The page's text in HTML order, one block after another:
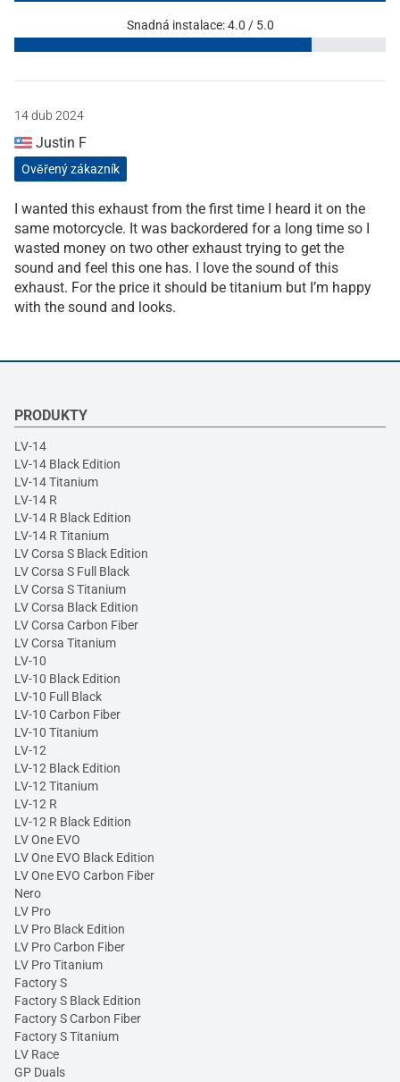
Snadná instalace: 4.0 / 5.0
14 dub 2024
Justin F
Ověřený zákazník
I wanted this exhaust from the first time I heard it on the
same motorcycle. It was backordered for a long time so I
wasted money on two other exhaust trying to get the
sound and feel this one has. I love the sound of this
exhaust. For the price it should be titanium but I’m happy
with the sound and looks.
PRODUKTY
LV-14
LV-14 Black Edition
LV-14 Titanium
LV-14 R
LV-14 R Black Edition
LV-14 R Titanium
LV Corsa S Black Edition
LV Corsa S Full Black
LV Corsa S Titanium
LV Corsa Black Edition
LV Corsa Carbon Fiber
LV Corsa Titanium
LV-10
LV-10 Black Edition
LV-10 Full Black
LV-10 Carbon Fiber
LV-10 Titanium
LV-12
LV-12 Black Edition
LV-12 Titanium
LV-12 R
LV-12 R Black Edition
LV One EVO
LV One EVO Black Edition
LV One EVO Carbon Fiber
Nero
LV Pro
LV Pro Black Edition
LV Pro Carbon Fiber
LV Pro Titanium
Factory S
Factory S Black Edition
Factory S Carbon Fiber
Factory S Titanium
LV Race
GP Duals